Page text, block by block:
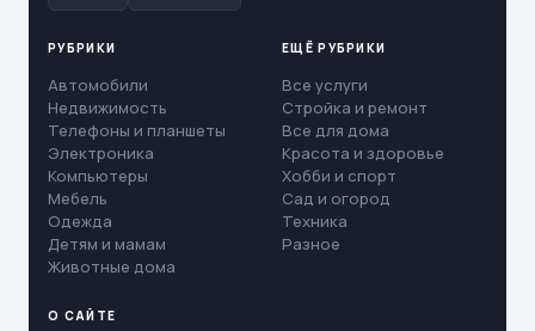
РУБРИКИ
Автомобили
Недвижимость
Телефоны и планшеты
Электроника
Компьютеры
Мебель
Одежда
Детям и мамам
Животные дома
ЕЩЁ РУБРИКИ
Все услуги
Стройка и ремонт
Все для дома
Красота и здоровье
Хобби и спорт
Сад и огород
Техника
Разное
О САЙТЕ